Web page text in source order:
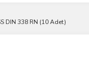
DIN 338 RN (10 Adet)